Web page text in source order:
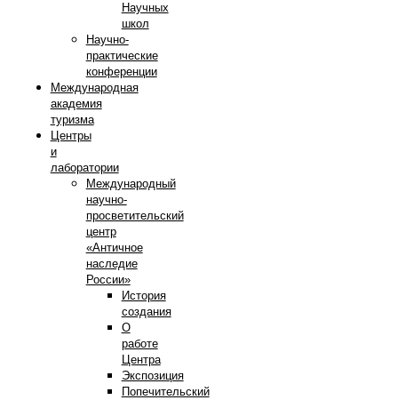
Научных
школ
Научно-
практические
конференции
Международная
академия
туризма
Центры
и
лаборатории
Международный
научно-
просветительский
центр
«Античное
наследие
России»
История
создания
О
работе
Центра
Экспозиция
Попечительский